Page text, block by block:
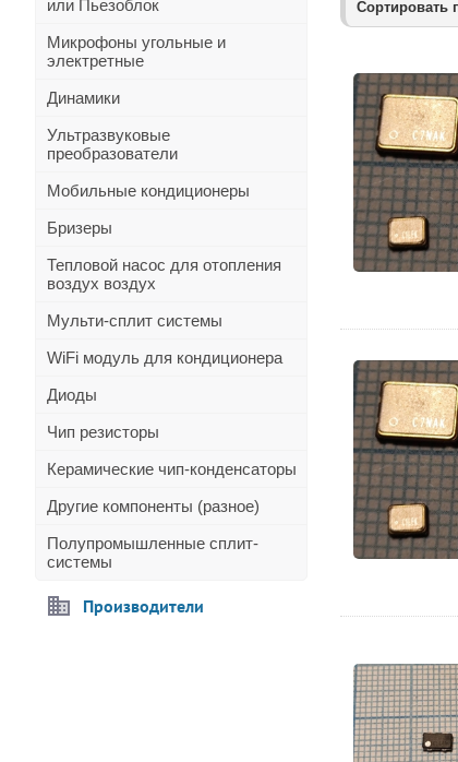
или Пьезоблок
Микрофоны угольные и
электретные
Динамики
Ультразвуковые
преобразователи
Мобильные кондиционеры
Бризеры
Тепловой насос для отопления
воздух воздух
Мульти-сплит системы
WiFi модуль для кондиционера
Диоды
Чип резисторы
Керамические чип-конденсаторы
Другие компоненты (разное)
Полупромышленные сплит-
системы
Производители
Сортировать